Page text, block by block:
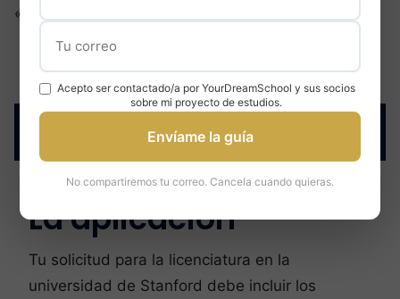
«superscoring».
La aplicación
Tu solicitud para la licenciatura en la
universidad de Stanford debe incluir los
Acepto ser contactado/a por YourDreamSchool y sus socios
sobre mi proyecto de estudios.
Envíame la guía
No compartiremos tu correo. Cancela cuando quieras.